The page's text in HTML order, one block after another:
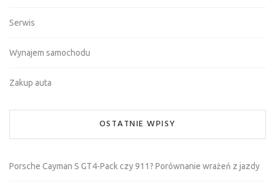
Serwis
Wynajem samochodu
Zakup auta
OSTATNIE WPISY
Porsche Cayman S GT4-Pack czy 911? Porównanie wrażeń z jazdy